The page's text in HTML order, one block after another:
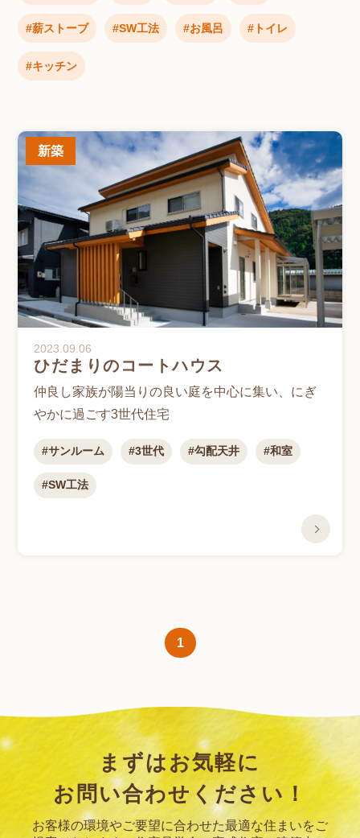
薪ストーブ SW工法 お風呂 トイレ
キッチン
新築
2023.09.06
ひだまりのコートハウス
仲良し家族が陽当りの良い庭を中心に集い、にぎ
やかに過ごす3世代住宅
サンルーム 3世代 勾配天井 和室
SW工法
1
まずはお気軽に
お問い合わせください！
お客様の環境やご要望に合わせた最適な住まいをご